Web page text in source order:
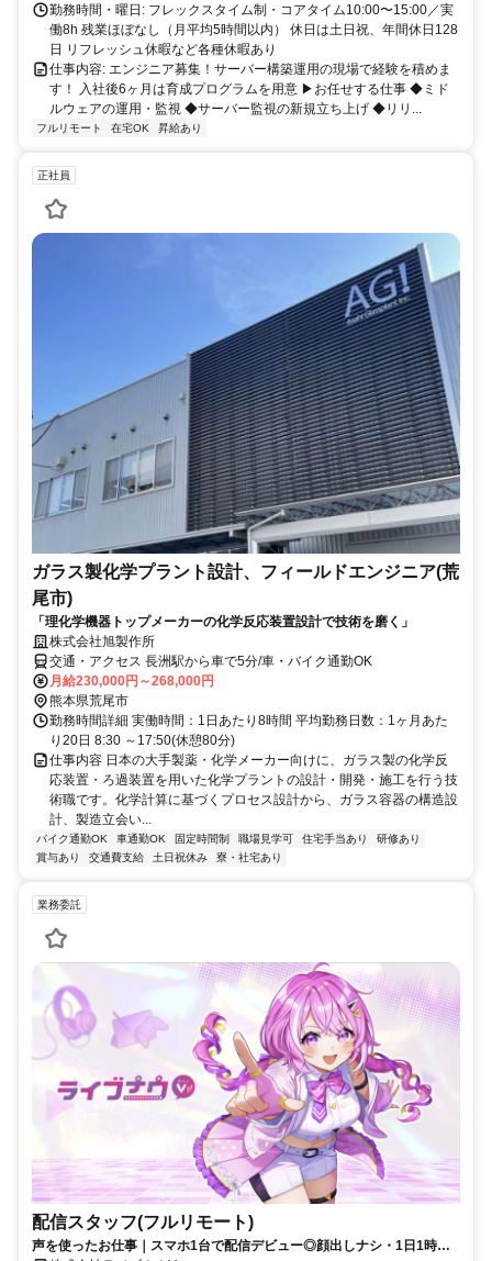
勤務時間・曜日: フレックスタイム制・コアタイム10:00〜15:00／実
働8h 残業ほぼなし（月平均5時間以内） 休日は土日祝、年間休日128
日 リフレッシュ休暇など各種休暇あり
仕事内容: エンジニア募集！サーバー構築運用の現場で経験を積めま
す！ 入社後6ヶ月は育成プログラムを用意 ▶お任せする仕事 ◆ミド
ルウェアの運用・監視 ◆サーバー監視の新規立ち上げ ◆リリ...
フルリモート 在宅OK 昇給あり
正社員
ガラス製化学プラント設計、フィールドエンジニア(荒
尾市)
「理化学機器トップメーカーの化学反応装置設計で技術を磨く」
株式会社旭製作所
交通・アクセス 長洲駅から車で5分/車・バイク通勤OK
月給230,000円～268,000円
熊本県荒尾市
勤務時間詳細 実働時間：1日あたり8時間 平均勤務日数：1ヶ月あた
り20日 8:30 ～17:50(休憩80分)
仕事内容 日本の大手製薬・化学メーカー向けに、ガラス製の化学反
応装置・ろ過装置を用いた化学プラントの設計・開発・施工を行う技
術職です。化学計算に基づくプロセス設計から、ガラス容器の構造設
計、製造立会い...
バイク通勤OK 車通勤OK 固定時間制 職場見学可 住宅手当あり
研修あり
賞与あり
交通費支給 土日祝休み 寮・社宅あり
業務委託
配信スタッフ(フルリモート)
声を使ったお仕事｜スマホ1台で配信デビュー◎顔出しナシ・1日1時間